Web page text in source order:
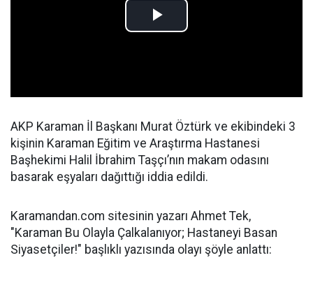
AKP Karaman İl Başkanı Murat Öztürk ve ekibindeki 3
kişinin Karaman Eğitim ve Araştırma Hastanesi
Başhekimi Halil İbrahim Taşçı’nın makam odasını
basarak eşyaları dağıttığı iddia edildi.
Karamandan.com sitesinin yazarı Ahmet Tek,
"Karaman Bu Olayla Çalkalanıyor; Hastaneyi Basan
Siyasetçiler!" başlıklı yazısında olayı şöyle anlattı: